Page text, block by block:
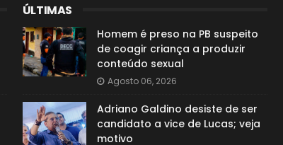
ÚLTIMAS
Homem é preso na PB suspeito
de coagir criança a produzir
conteúdo sexual
Agosto 06, 2026
Adriano Galdino desiste de ser
candidato a vice de Lucas; veja
motivo